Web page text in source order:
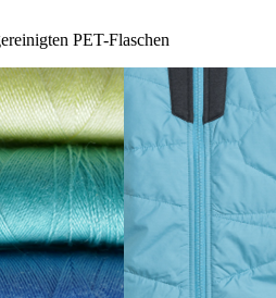
PET-Flaschen